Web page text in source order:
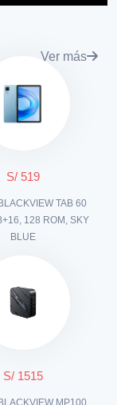
Ver más
S/ 519
TAB 60
128 ROM, SKY
BLUE
S/ 1515
MP100